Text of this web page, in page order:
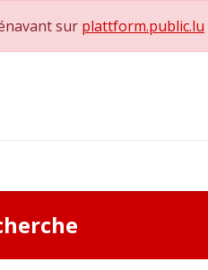
sur plattform.public.lu